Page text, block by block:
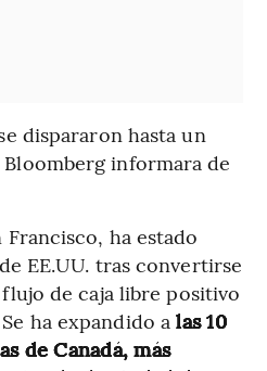
dispararon hasta un
informara de
ha estado
EE.UU. tras convertirse
de caja libre positivo
ha expandido a las 10
de Canadá, más